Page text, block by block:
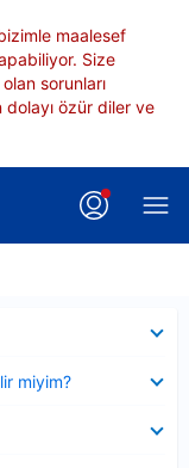
maalesef
Size
sorunları
dolayı özür diler ve
miyim?